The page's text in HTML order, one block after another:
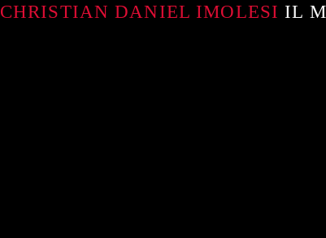
CHRISTIAN DANIEL IMOLESI IL